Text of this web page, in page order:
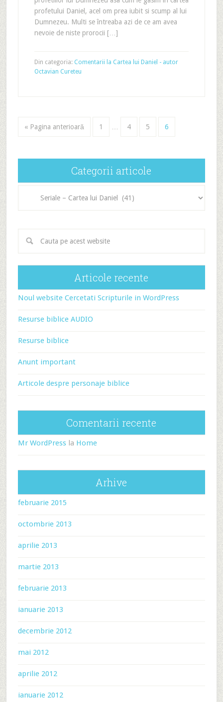
profetului Daniel, acel om prea iubit si scump al lui
Dumnezeu. Multi se întreaba azi de ce am avea
nevoie de niste prorocii […]
Din categoria: Comentarii la Cartea lui Daniel - autor
Octavian Cureteu
« Pagina anterioară 1 4 5 6
Categorii articole
articole
Articole recente
Noul website Cercetati Scripturile in WordPress
Resurse biblice AUDIO
Resurse biblice
Anunt important
Articole despre personaje biblice
Comentarii recente
Mr WordPressla Home
Arhive
februarie 2015
octombrie 2013
aprilie 2013
martie 2013
februarie 2013
ianuarie 2013
decembrie 2012
mai 2012
aprilie 2012
ianuarie 2012